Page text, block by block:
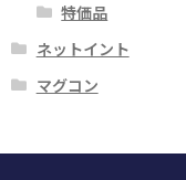
特価品
ネットイント
マグコン